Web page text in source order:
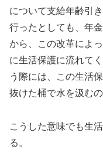
について支給年齢引
行ったとしても、年
から、この改革によ
に生活保護に流れて
う際には、この生活
抜けた桶で水を汲む
こうした意味でも生
る。